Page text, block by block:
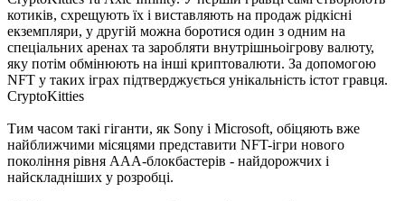
котиків, схрещують їх і виставляють на продаж рідкісні
екземпляри, у другій можна боротися один з одним на
спеціальних аренах та заробляти внутрішньоігрову валюту,
яку потім обмінюють на інші криптовалюти. За допомогою
NFT у таких іграх підтверджується унікальність істот гравця.
CryptoKitties
Тим часом такі гіганти, як Sony і Microsoft, обіцяють вже
найближчими місяцями представити NFT-ігри нового
покоління рівня ААА-блокбастерів - найдорожчих і
найскладніших у розробці.